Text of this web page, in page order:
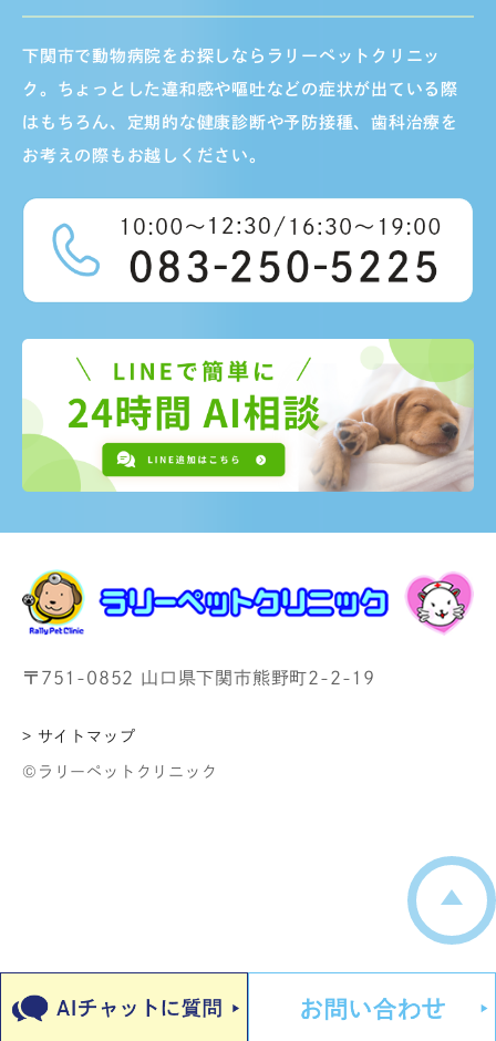
下関市で動物病院をお探しならラリーペットクリニッ
ク。ちょっとした違和感や嘔吐などの症状が出ている際
はもちろん、定期的な健康診断や予防接種、歯科治療を
お考えの際もお越しください。
〒751-0852 山口県下関市熊野町2-2-19
> サイトマップ
©ラリーペットクリニック